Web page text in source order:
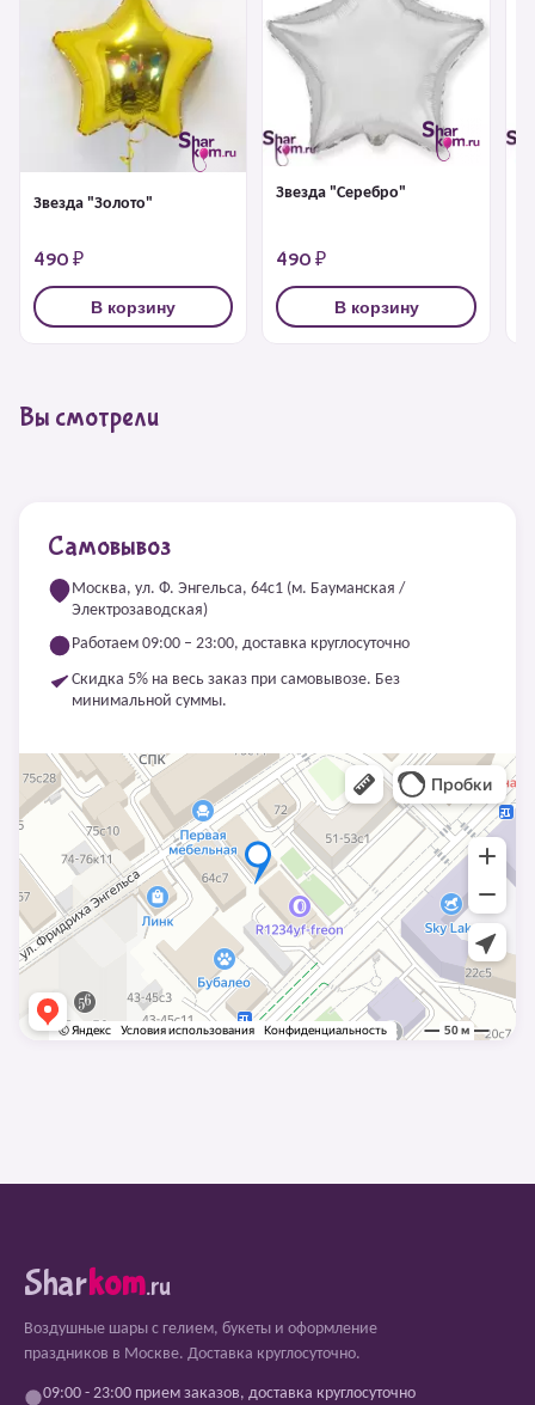
Звезда "Золото"
490 ₽
В корзину
Звезда "Серебро"
490 ₽
В корзину
Вы смотрели
Самовывоз
Москва, ул. Ф. Энгельса, 64с1 (м. Бауманская /
Электрозаводская)
Работаем 09:00 – 23:00, доставка круглосуточно
Скидка 5% на весь заказ при самовывозе. Без
минимальной суммы.
Sharkom.ru
Воздушные шары с гелием, букеты и оформление
праздников в Москве. Доставка круглосуточно.
09:00 - 23:00 прием заказов, доставка круглосуточно